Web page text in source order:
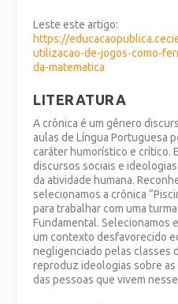
Leste este artigo:
https://
utilizacao-de-jogos-como-
da-matematica
LITERATURA
A crônica é um gênero
aulas de Língua Portuguesa
caráter humorístico e crítico.
discursos sociais e
da atividade humana.
selecionamos a crônica
para trabalhar com uma
Fundamental. Selecionamos
um contexto desfavorecido
negligenciado pelas classes
reproduz ideologias sobre
das pessoas que vivem